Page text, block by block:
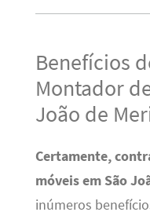
Benefícios
Montador
João de
Certamente,
móveis em São
inúmeros